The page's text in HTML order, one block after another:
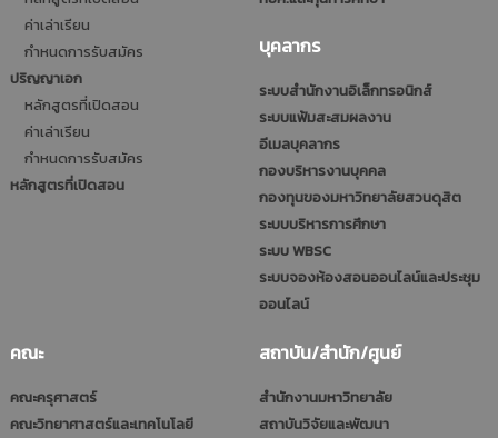
ค่าเล่าเรียน
กำหนดการรับสมัคร
ปริญญาเอก
หลักสูตรที่เปิดสอน
ค่าเล่าเรียน
กำหนดการรับสมัคร
หลักสูตรที่เปิดสอน
บุคลากร
ระบบสำนักงานอิเล็กทรอนิกส์
ระบบแฟ้มสะสมผลงาน
อีเมลบุคลากร
กองบริหารงานบุคคล
กองทุนของมหาวิทยาลัยสวนดุสิต
ระบบบริหารการศึกษา
ระบบ WBSC
ระบบจองห้องสอนออนไลน์และประชุม
ออนไลน์
คณะ
คณะครุศาสตร์
คณะวิทยาศาสตร์และเทคโนโลยี
สถาบัน/สำนัก/ศูนย์
สำนักงานมหาวิทยาลัย
สถาบันวิจัยและพัฒนา